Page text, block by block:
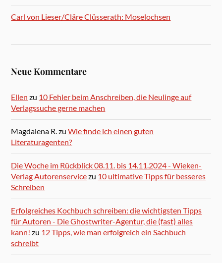
Carl von Lieser/Cläre Clüsserath: Moselochsen
Neue Kommentare
Ellen zu 10 Fehler beim Anschreiben, die Neulinge auf
Verlagssuche gerne machen
Magdalena R.zuWie finde ich einen guten
Literaturagenten?
Die Woche im Rückblick 08.11. bis 14.11.2024 - Wieken-
Verlag Autorenservicezu 10 ultimative Tipps für besseres
Schreiben
Erfolgreiches Kochbuch schreiben: die wichtigsten Tipps
für Autoren - Die Ghostwriter-Agentur, die (fast) alles
kann! zu 12 Tipps, wie man erfolgreich ein Sachbuch
schreibt